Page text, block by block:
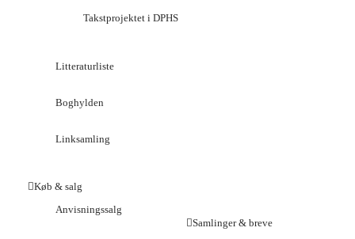
Takstprojektet i DPHS
Litteraturliste
Boghylden
Linksamling
Køb & salg
Anvisningssalg
Samlinger & breve